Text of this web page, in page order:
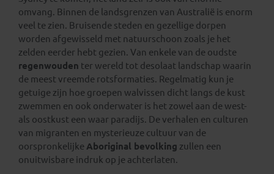
omvang. Binnen de landsgrenzen van Australië is enorm
veel te zien. Bruisende steden en gezellige dorpen
worden afgewisseld met natuurschoon zoals je het
zelden eerder hebt gezien. Van enkele van de oudste
regenwouden ter wereld tot desolaat landschap waarin
de meest vreemde rotsformaties. Regelmatig kun je
getuige zijn hoe groepen walvissen dicht langs de kust
zwemmen en ook onderwater is het zowel aan de west-
als oostkust een waar paradijs. De verhalen en culturen
van migranten en mysterieuze cultuur van de
oorspronkelijke Aboriginal bevolking zullen een
onuitwisbare indruk op je achterlaten.